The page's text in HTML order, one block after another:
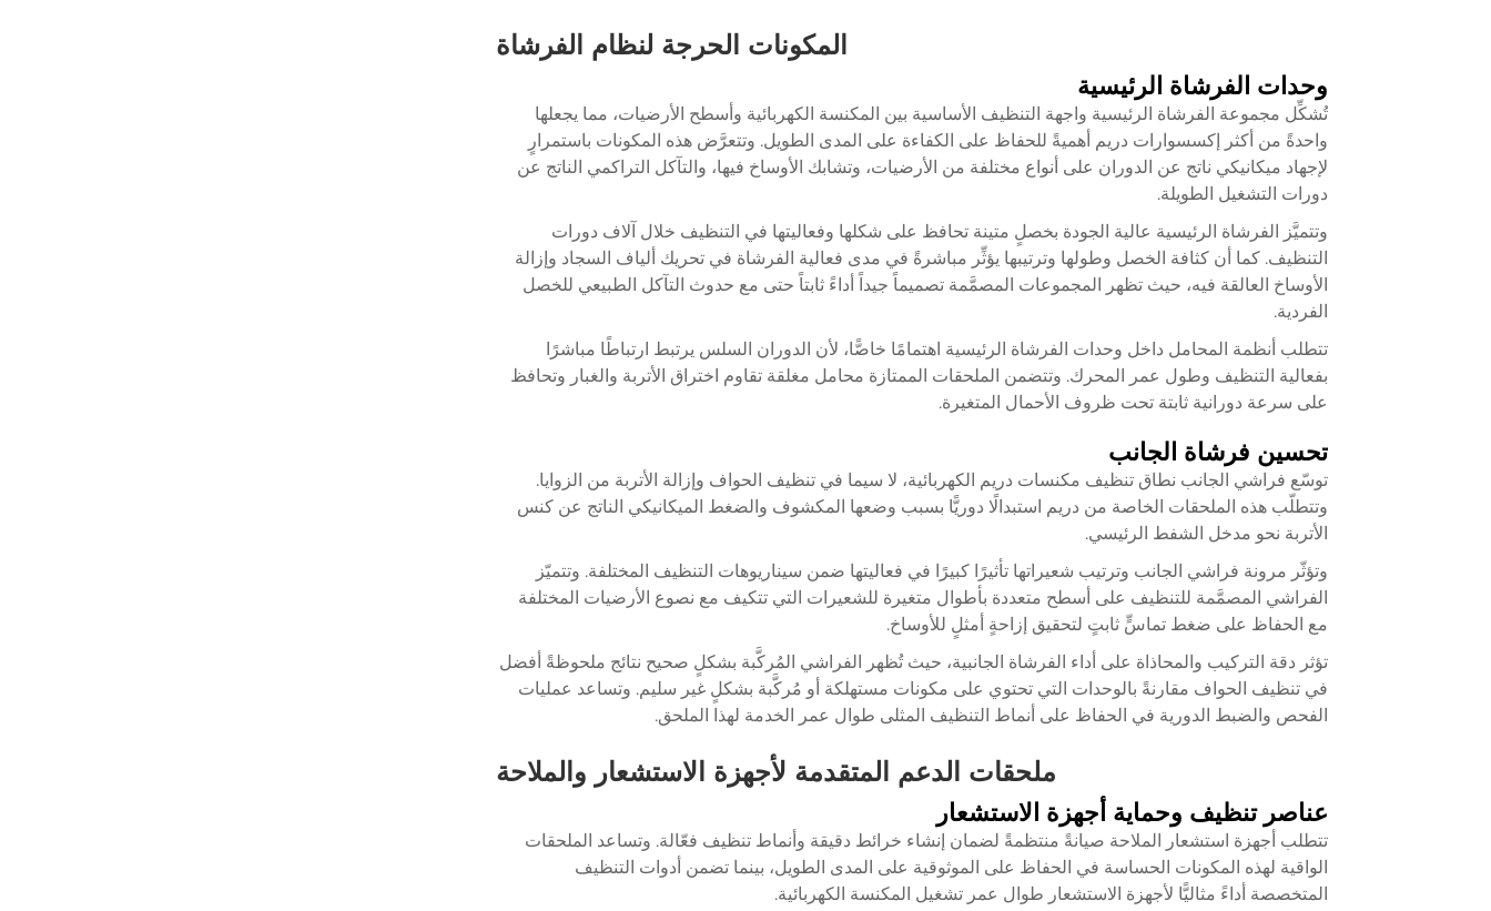
المكونات الحرجة لنظام الفرشاة
وحدات الفرشاة الرئيسية
تُشكِّل مجموعة الفرشاة الرئيسية واجهة التنظيف الأساسية بين المكنسة الكهربائية وأسطح الأرضيات، مما يجعلها
واحدةً من أكثر إكسسوارات دريم أهميةً للحفاظ على الكفاءة على المدى الطويل. وتتعرَّض هذه المكونات باستمرارٍ
لإجهاد ميكانيكي ناتج عن الدوران على أنواع مختلفة من الأرضيات، وتشابك الأوساخ فيها، والتآكل التراكمي الناتج عن
دورات التشغيل الطويلة.
وتتميَّز الفرشاة الرئيسية عالية الجودة بخصلٍ متينة تحافظ على شكلها وفعاليتها في التنظيف خلال آلاف دورات
التنظيف. كما أن كثافة الخصل وطولها وترتيبها يؤثِّر مباشرةً في مدى فعالية الفرشاة في تحريك ألياف السجاد وإزالة
الأوساخ العالقة فيه، حيث تظهر المجموعات المصمَّمة تصميماً جيداً أداءً ثابتاً حتى مع حدوث التآكل الطبيعي للخصل
الفردية.
تتطلب أنظمة المحامل داخل وحدات الفرشاة الرئيسية اهتمامًا خاصًّا، لأن الدوران السلس يرتبط ارتباطًا مباشرًا
بفعالية التنظيف وطول عمر المحرك. وتتضمن الملحقات الممتازة محامل مغلقة تقاوم اختراق الأتربة والغبار وتحافظ
على سرعة دورانية ثابتة تحت ظروف الأحمال المتغيرة.
تحسين فرشاة الجانب
توسّع فراشي الجانب نطاق تنظيف مكنسات دريم الكهربائية، لا سيما في تنظيف الحواف وإزالة الأتربة من الزوايا.
وتتطلّب هذه الملحقات الخاصة من دريم استبدالًا دوريًّا بسبب وضعها المكشوف والضغط الميكانيكي الناتج عن كنس
الأتربة نحو مدخل الشفط الرئيسي.
وتؤثّر مرونة فراشي الجانب وترتيب شعيراتها تأثيرًا كبيرًا في فعاليتها ضمن سيناريوهات التنظيف المختلفة. وتتميّز
الفراشي المصمَّمة للتنظيف على أسطح متعددة بأطوال متغيرة للشعيرات التي تتكيف مع نصوع الأرضيات المختلفة
مع الحفاظ على ضغط تماسٍّ ثابتٍ لتحقيق إزاحةٍ أمثلٍ للأوساخ.
تؤثر دقة التركيب والمحاذاة على أداء الفرشاة الجانبية، حيث تُظهر الفراشي المُركَّبة بشكلٍ صحيح نتائج ملحوظةً أفضل
في تنظيف الحواف مقارنةً بالوحدات التي تحتوي على مكونات مستهلكة أو مُركَّبة بشكلٍ غير سليم. وتساعد عمليات
الفحص والضبط الدورية في الحفاظ على أنماط التنظيف المثلى طوال عمر الخدمة لهذا الملحق.
ملحقات الدعم المتقدمة لأجهزة الاستشعار والملاحة
عناصر تنظيف وحماية أجهزة الاستشعار
تتطلب أجهزة استشعار الملاحة صيانةً منتظمةً لضمان إنشاء خرائط دقيقة وأنماط تنظيف فعّالة. وتساعد الملحقات
الواقية لهذه المكونات الحساسة في الحفاظ على الموثوقية على المدى الطويل، بينما تضمن أدوات التنظيف
المتخصصة أداءً مثاليًّا لأجهزة الاستشعار طوال عمر تشغيل المكنسة الكهربائية.